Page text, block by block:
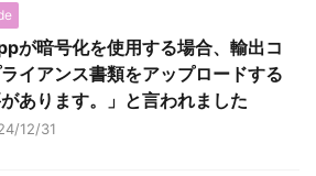
が暗号化を使用する場合、輸出コ
イアンス書類をアップロードする
あります。」と言われました
12/31